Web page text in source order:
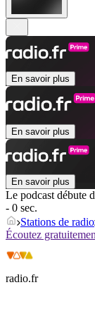
En savoir plus
En savoir plus
En savoir plus
Le podcast débute
- 0 sec.
Stations de radio
Écoutez
radio.fr